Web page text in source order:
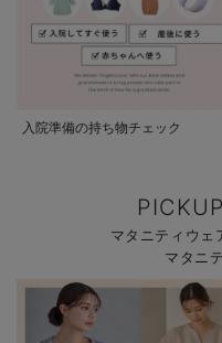
入院準備の持ち物チェック
マタニティウ
マタニ